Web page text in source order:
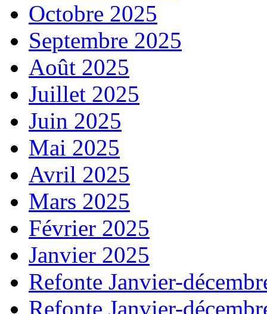
Octobre 2025
Septembre 2025
Août 2025
Juillet 2025
Juin 2025
Mai 2025
Avril 2025
Mars 2025
Février 2025
Janvier 2025
Refonte Janvier-
Refonte Janvier-